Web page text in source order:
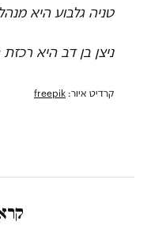
טניה גלבוע היא
ניצן בן דב היא
קרדיט איור: freepik